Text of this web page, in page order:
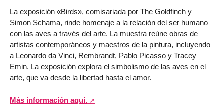
La exposición «Birds», comisariada por The Goldfinch y
Simon Schama, rinde homenaje a la relación del ser humano
con las aves a través del arte. La muestra reúne obras de
artistas contemporáneos y maestros de la pintura, incluyendo
a Leonardo da Vinci, Rembrandt, Pablo Picasso y Tracey
Emin. La exposición explora el simbolismo de las aves en el
arte, que va desde la libertad hasta el amor.
Más información aquí.